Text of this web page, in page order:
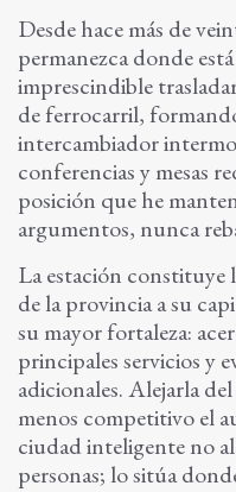
Desde hace más de
permanezca donde
imprescindible
de ferrocarril,
intercambiador
conferencias y mesas
posición que he
argumentos, nunca
La estación
de la provincia a su
su mayor fortaleza:
principales servicios y
adicionales. Alejarla
menos competitivo el
ciudad inteligente no
personas; lo sitúa